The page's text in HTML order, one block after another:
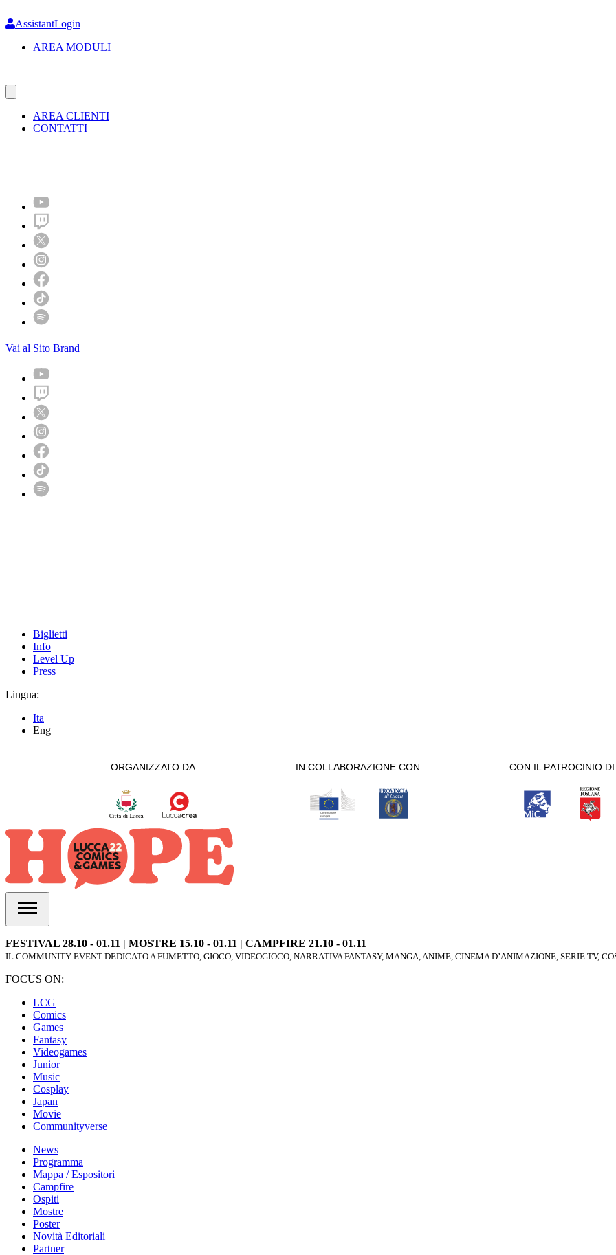
to
content
AssistantLogin
AREA MODULI
AREA CLIENTI
CONTATTI
Vai al Sito Brand
Biglietti
Info
Level Up
Press
Lingua:
Ita
Eng
FESTIVAL 28.10 - 01.11 | MOSTRE 15.10 - 01.11 | CAMPFIRE 21.10 - 01.11
IL COMMUNITY EVENT DEDICATO A FUMETTO, GIOCO, VIDEOGIOCO, NARRATIVA FANTASY, MANGA, ANIME, CINEMA D’ANIMAZIONE, SERIE TV,
FOCUS ON:
LCG
Comics
Games
Fantasy
Videogames
Junior
Music
Cosplay
Japan
Movie
Communityverse
News
Programma
Mappa / Espositori
Campfire
Ospiti
Mostre
Poster
Novità Editoriali
Partner